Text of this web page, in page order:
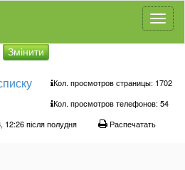
Змінити
Кол. просмотров страницы: 1702
Кол. просмотров телефонов: 54
після полудня
Распечатать